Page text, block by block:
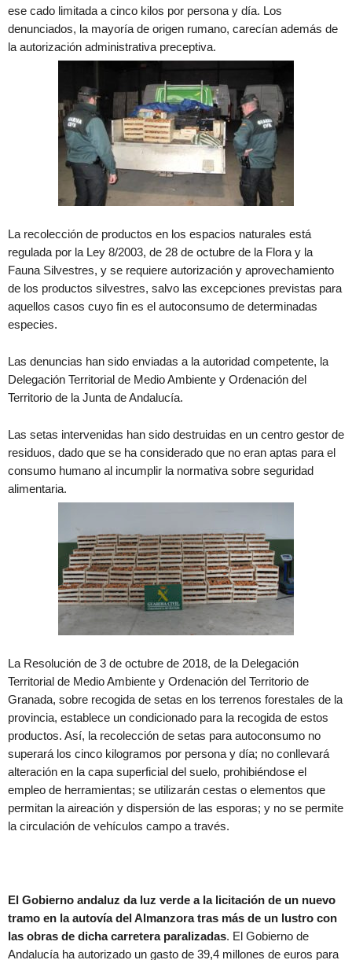
ese cado limitada a cinco kilos por persona y día. Los
denunciados, la mayoría de origen rumano, carecían además de
la autorización administrativa preceptiva.
La recolección de productos en los espacios naturales está
regulada por la Ley 8/2003, de 28 de octubre de la Flora y la
Fauna Silvestres, y se requiere autorización y aprovechamiento
de los productos silvestres, salvo las excepciones previstas para
aquellos casos cuyo fin es el autoconsumo de determinadas
especies.
Las denuncias han sido enviadas a la autoridad competente, la
Delegación Territorial de Medio Ambiente y Ordenación del
Territorio de la Junta de Andalucía.
Las setas intervenidas han sido destruidas en un centro gestor de
residuos, dado que se ha considerado que no eran aptas para el
consumo humano al incumplir la normativa sobre seguridad
alimentaria.
La Resolución de 3 de octubre de 2018, de la Delegación
Territorial de Medio Ambiente y Ordenación del Territorio de
Granada, sobre recogida de setas en los terrenos forestales de la
provincia, establece un condicionado para la recogida de estos
productos. Así, la recolección de setas para autoconsumo no
superará los cinco kilogramos por persona y día; no conllevará
alteración en la capa superficial del suelo, prohibiéndose el
empleo de herramientas; se utilizarán cestas o elementos que
permitan la aireación y dispersión de las esporas; y no se permite
la circulación de vehículos campo a través.
El Gobierno andaluz da luz verde a la licitación de un nuevo
tramo en la autovía del Almanzora tras más de un lustro con
las obras de dicha carretera paralizadas. El Gobierno de
Andalucía ha autorizado un gasto de 39,4 millones de euros para